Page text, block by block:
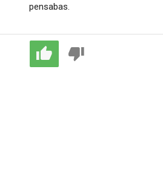
pensabas.